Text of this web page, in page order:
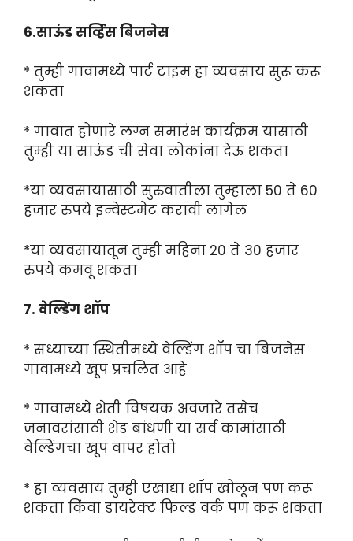
6.साऊंड सर्व्हिस बिजनेस
* तुम्ही गावामध्ये पार्ट टाइम हा व्यवसाय सुरू करू
शकता
* गावात होणारे लग्न समारंभ कार्यक्रम यासाठी
तुम्ही या साऊंड ची सेवा लोकांना देऊ शकता
*या व्यवसायासाठी सुरुवातीला तुम्हाला 50 ते 60
हजार रुपये इन्वेस्टमेंट करावी लागेल
*या व्यवसायातून तुम्ही महिना 20 ते 30 हजार
रुपये कमवू शकता
7. वेल्डिंग शॉप
* सध्याच्या स्थितीमध्ये वेल्डिंग शॉप चा बिजनेस
गावामध्ये खूप प्रचलित आहे
* गावामध्ये शेती विषयक अवजारे तसेच
जनावरांसाठी शेड बांधणी या सर्व कामांसाठी
वेल्डिंगचा खूप वापर होतो
* हा व्यवसाय तुम्ही एखाद्या शॉप खोलून पण करू
शकता किंवा डायरेक्ट फिल्ड वर्क पण करू शकता